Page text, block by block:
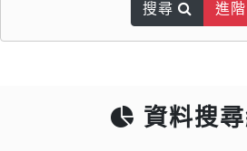
搜尋 進階
資料搜